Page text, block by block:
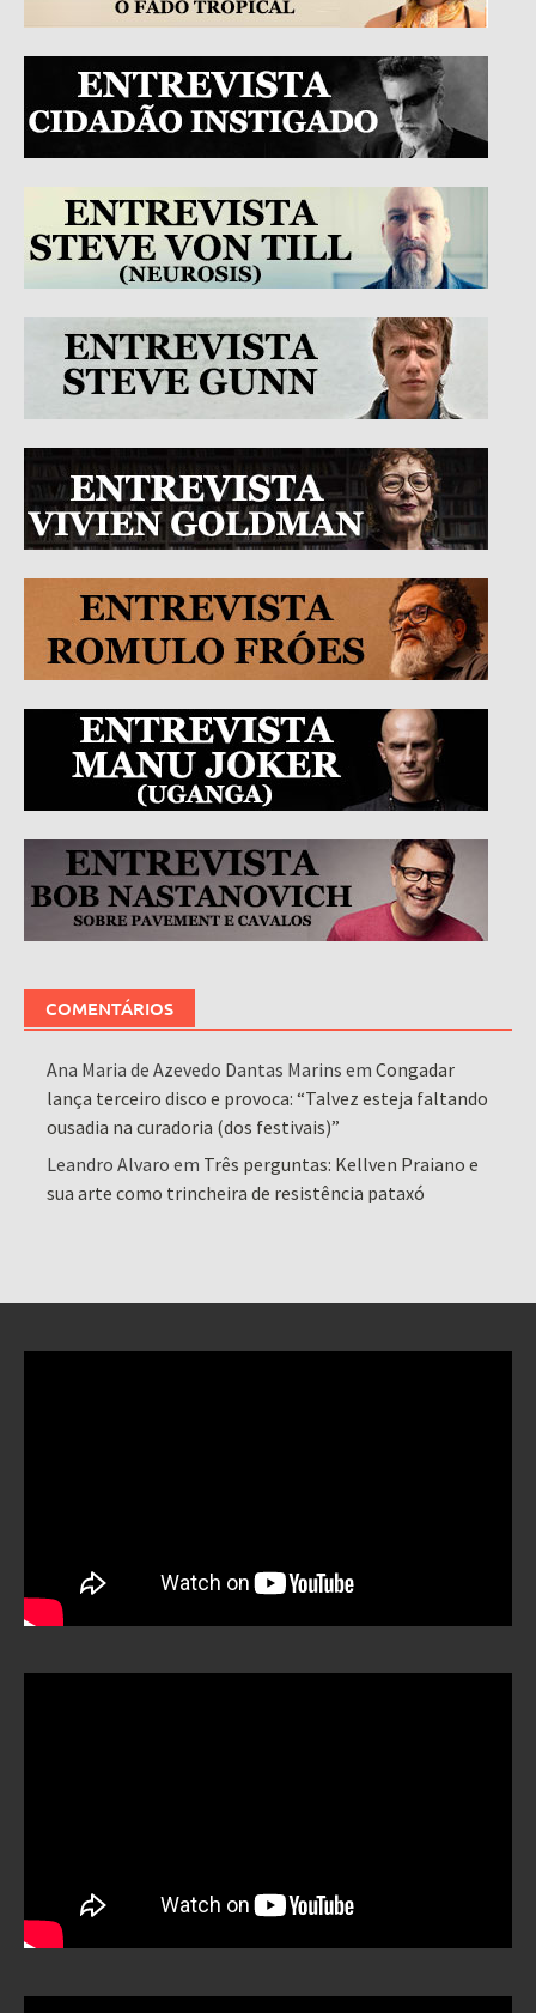
COMENTÁRIOS
Ana Maria de Azevedo Dantas Marins emCongadar
lança terceiro disco e provoca: “Talvez esteja faltando
ousadia na curadoria (dos festivais)”
Leandro Alvaro em Três perguntas: Kellven Praiano e
sua arte como trincheira de resistência pataxó